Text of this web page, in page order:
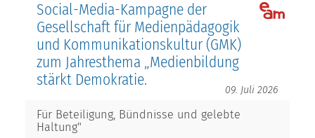
Social-Media-Kampagne der
Gesellschaft für Medienpädagogik
und Kommunikationskultur (GMK)
zum Jahresthema „Medienbildung
stärkt Demokratie.
09. Juli 2026
Für Beteiligung, Bündnisse und gelebte
Haltung"